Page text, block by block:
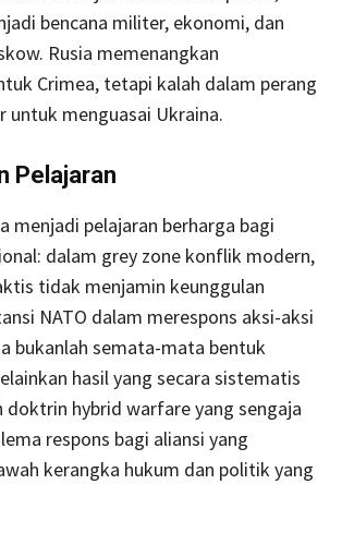
bencana militer, ekonomi, dan
Rusia memenangkan
Crimea, tetapi kalah dalam perang
untuk menguasai Ukraina.
Pelajaran
menjadi pelajaran berharga bagi
dalam grey zone konflik modern,
tidak menjamin keunggulan
NATO dalam merespons aksi-aksi
bukanlah semata-mata bentuk
hasil yang secara sistematis
doktrin hybrid warfare yang sengaja
respons bagi aliansi yang
kerangka hukum dan politik yang